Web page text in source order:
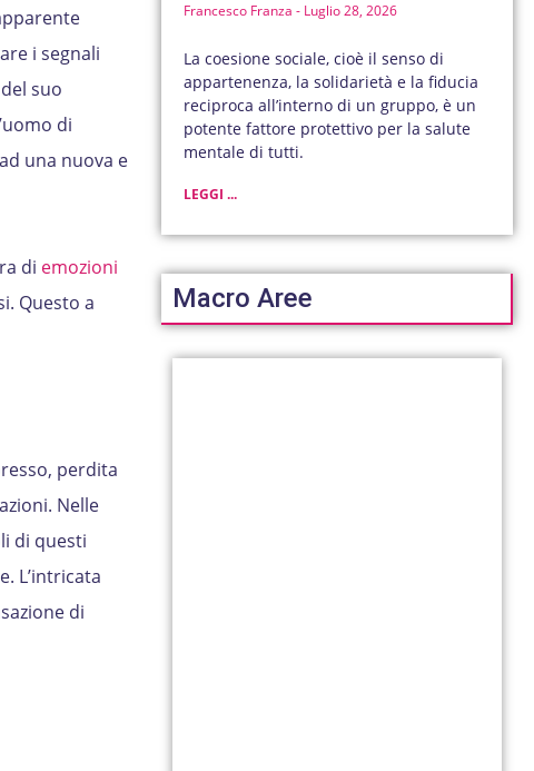
i segnali
suo
di
una nuova e
di emozioni
Questo a
perdita
Nelle
di questi
L’intricata
di
Francesco Franza Luglio 28, 2026
La coesione sociale, cioè il senso di
appartenenza, la solidarietà e la fiducia
reciproca all’interno di un gruppo, è un
potente fattore protettivo per la salute
mentale di tutti.
LEGGI ...
Macro Aree